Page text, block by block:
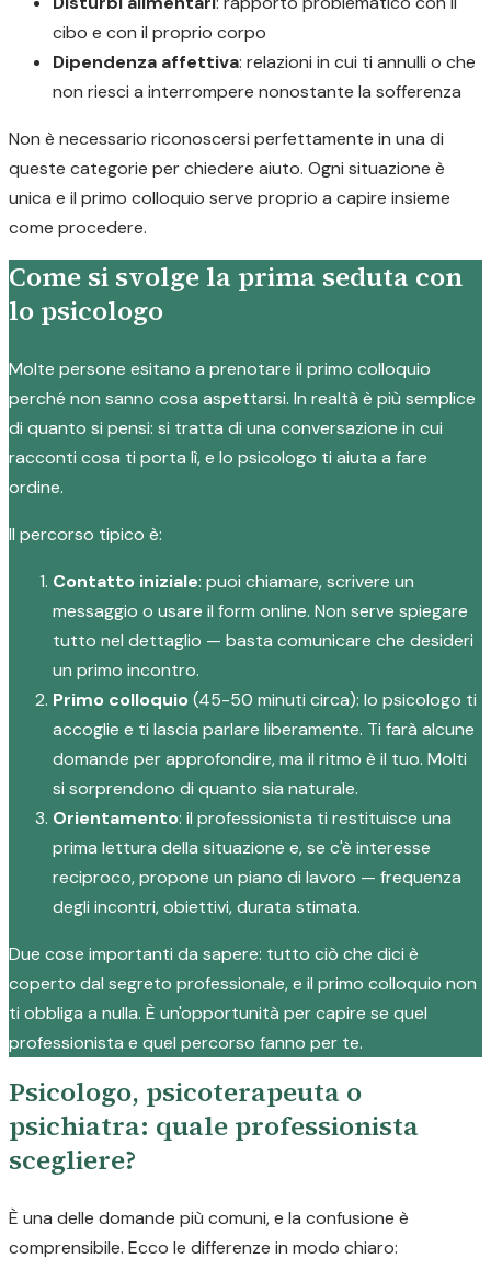
cibo e con il proprio corpo
Dipendenza affettiva: relazioni in cui ti annulli o che
non riesci a interrompere nonostante la sofferenza
Non è necessario riconoscersi perfettamente in una di
queste categorie per chiedere aiuto. Ogni situazione è
unica e il primo colloquio serve proprio a capire insieme
come procedere.
Come si svolge la prima seduta con
lo psicologo
Molte persone esitano a prenotare il primo colloquio
perché non sanno cosa aspettarsi. In realtà è più semplice
di quanto si pensi: si tratta di una conversazione in cui
racconti cosa ti porta lì, e lo psicologo ti aiuta a fare
ordine.
Il percorso tipico è:
Contatto iniziale: puoi chiamare, scrivere un
messaggio o usare il form online. Non serve spiegare
tutto nel dettaglio — basta comunicare che desideri
un primo incontro.
Primo colloquio(45-50 minuti circa): lo psicologo ti
accoglie e ti lascia parlare liberamente. Ti farà alcune
domande per approfondire, ma il ritmo è il tuo. Molti
si sorprendono di quanto sia naturale.
Orientamento: il professionista ti restituisce una
prima lettura della situazione e, se c'è interesse
reciproco, propone un piano di lavoro — frequenza
degli incontri, obiettivi, durata stimata.
Due cose importanti da sapere: tutto ciò che dici è
coperto dal segreto professionale, e il primo colloquio non
ti obbliga a nulla. È un'opportunità per capire se quel
professionista e quel percorso fanno per te.
Psicologo, psicoterapeuta o
psichiatra: quale professionista
scegliere?
È una delle domande più comuni, e la confusione è
comprensibile. Ecco le differenze in modo chiaro: